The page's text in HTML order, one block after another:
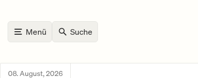
Menü Suche
08. August, 2026